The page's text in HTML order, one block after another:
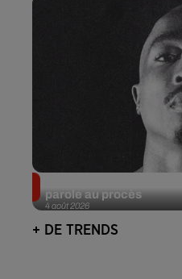
4 août 2026
parole au procès
+ DE TRENDS